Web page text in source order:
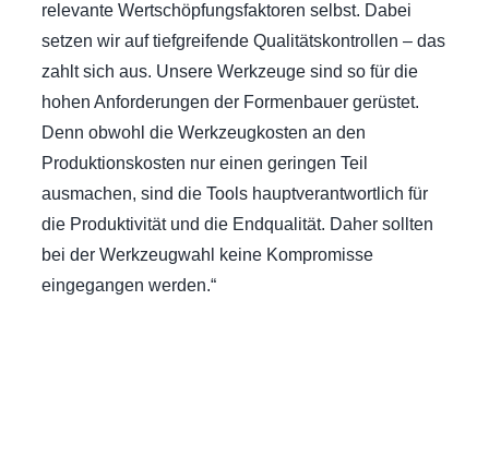
relevante Wertschöpfungsfaktoren selbst. Dabei
setzen wir auf tiefgreifende Qualitätskontrollen – das
zahlt sich aus. Unsere Werkzeuge sind so für die
hohen Anforderungen der Formenbauer gerüstet.
Denn obwohl die Werkzeugkosten an den
Produktionskosten nur einen geringen Teil
ausmachen, sind die Tools hauptverantwortlich für
die Produktivität und die Endqualität. Daher sollten
bei der Werkzeugwahl keine Kompromisse
eingegangen werden.“